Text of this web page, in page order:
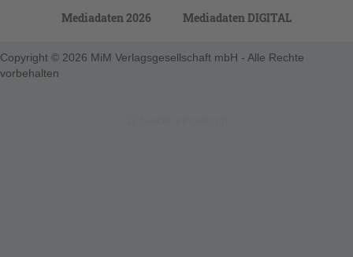
Mediadaten 2026 Mediadaten DIGITAL
Copyright © 2026 MiM Verlagsgesellschaft mbH - Alle Rechte
vorbehalten